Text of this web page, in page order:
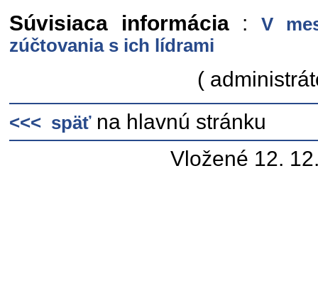
Súvisiaca informácia:V
zúčtovania s ich lídrami
(
<<< späťna hlavnú stránku
Vložené 12.